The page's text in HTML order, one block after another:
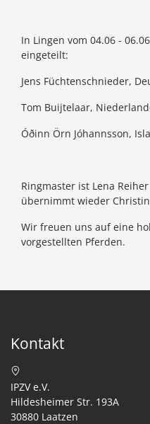
In Lingen vom 04.06 -
eingeteilt:
Jens Füchtenschnieder,
Tom Buijtelaar,
Óðinn Örn Jóhannsson,
Ringmaster ist Lena
übernimmt wieder
Wir freuen uns auf eine
vorgestellten Pferden.
Kontakt
IPZV e.V.
Hildesheimer Str. 193A
30880 Laatzen